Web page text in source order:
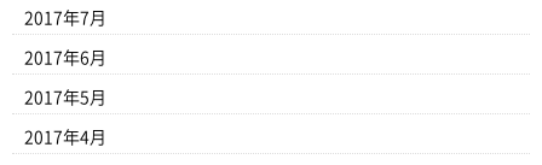
2017年7月
2017年6月
2017年5月
2017年4月